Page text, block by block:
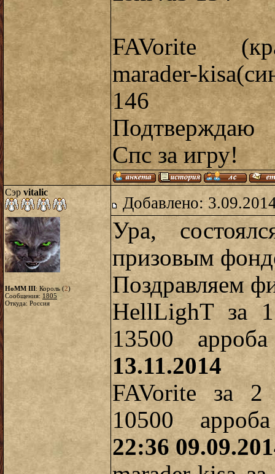
FAVorite
marader-
146
Подтверждаю
Спс за игру!
Сэр vitalic
HoMM III: Король (2)
Сообщения: 1805
Откуда: Россия
Добавлено:
Ура,
призовым
Поздравляем
HellLighT за
13500
13.11.2014
FAVorite за 2
10500
22:36